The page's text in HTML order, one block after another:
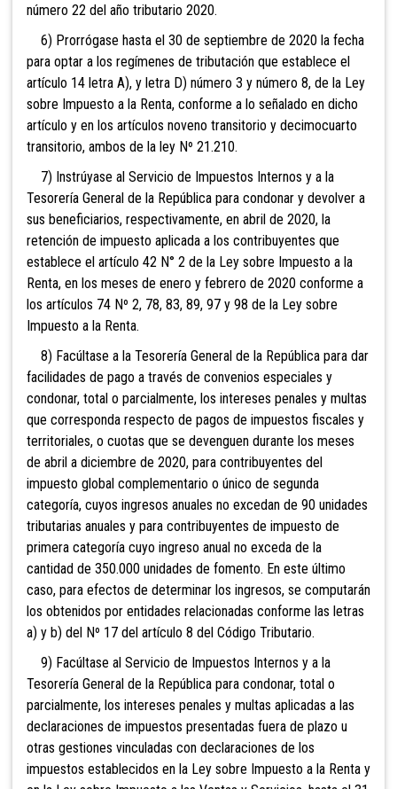
número 22 del año tributario 2020.
6) Prorrógase hasta el 30 de septiembre de 2020 la fecha
para optar a los regímenes de tributación que establece el
artículo 14 letra A), y letra D) número 3 y número 8, de la Ley
sobre Impuesto a la Renta, conforme a lo señalado en dicho
artículo y en los artículos noveno transitorio y decimocuarto
transitorio, ambos de la ley Nº 21.210.
7) Instrúyase al Servicio de Impuestos Internos y a la
Tesorería General de la República para condonar y devolver a
sus beneficiarios, respectivamente, en abril de 2020, la
retención de impuesto aplicada a los contribuyentes que
establece el artículo 42 N° 2 de la Ley sobre Impuesto a la
Renta, en los meses de enero y febrero de 2020 conforme a
los artículos 74 Nº 2, 78, 83, 89, 97 y 98 de la Ley sobre
Impuesto a la Renta.
8) Facúltase a la Tesorería General de la República para dar
facilidades de pago a través de convenios especiales y
condonar, total o parcialmente, los intereses penales y multas
que corresponda respecto de pagos de impuestos fiscales y
territoriales, o cuotas que se devenguen durante los meses
de abril a diciembre de 2020, para contribuyentes del
impuesto global complementario o único de segunda
categoría, cuyos ingresos anuales no excedan de 90 unidades
tributarias anuales y para contribuyentes de impuesto de
primera categoría cuyo ingreso anual no exceda de la
cantidad de 350.000 unidades de fomento. En este último
caso, para efectos de determinar los ingresos, se computarán
los obtenidos por entidades relacionadas conforme las letras
a) y b) del Nº 17 del artículo 8 del Código Tributario.
9) Facúltase al Servicio de Impuestos Internos y a la
Tesorería General de la República para condonar, total o
parcialmente, los intereses penales y multas aplicadas a las
declaraciones de impuestos presentadas fuera de plazo u
otras gestiones vinculadas con declaraciones de los
impuestos establecidos en la Ley sobre Impuesto a la Renta y